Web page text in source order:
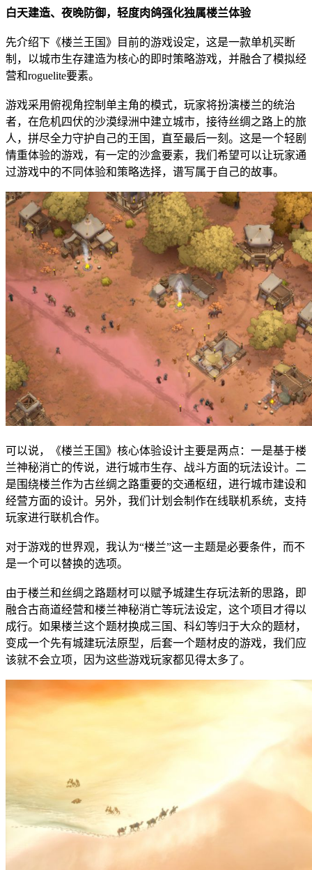
白天建造、夜晚防御，轻度肉鸽强化独属楼兰体验
先介绍下《楼兰王国》目前的游戏设定，这是一款单机买断
制，以城市生存建造为核心的即时策略游戏，并融合了模拟经
营和roguelite要素。
游戏采用俯视角控制单主角的模式，玩家将扮演楼兰的统治
者，在危机四伏的沙漠绿洲中建立城市，接待丝绸之路上的旅
人，拼尽全力守护自己的王国，直至最后一刻。这是一个轻剧
情重体验的游戏，有一定的沙盒要素，我们希望可以让玩家通
过游戏中的不同体验和策略选择，谱写属于自己的故事。
可以说，《楼兰王国》核心体验设计主要是两点：一是基于楼
兰神秘消亡的传说，进行城市生存、战斗方面的玩法设计。二
是围绕楼兰作为古丝绸之路重要的交通枢纽，进行城市建设和
经营方面的设计。另外，我们计划会制作在线联机系统，支持
玩家进行联机合作。
对于游戏的世界观，我认为“楼兰”这一主题是必要条件，而不
是一个可以替换的选项。
由于楼兰和丝绸之路题材可以赋予城建生存玩法新的思路，即
融合古商道经营和楼兰神秘消亡等玩法设定，这个项目才得以
成行。如果楼兰这个题材换成三国、科幻等归于大众的题材，
变成一个先有城建玩法原型，后套一个题材皮的游戏，我们应
该就不会立项，因为这些游戏玩家都见得太多了。